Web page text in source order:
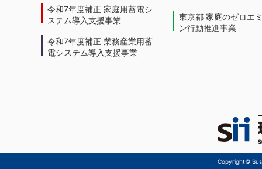
令和7年度補正 家庭用蓄電シ
ステム導入支援事業
令和7年度補正 業務産業用蓄
電システム導入支援事業
東京都 家庭のゼロエ
ン行動推進事業
Copyright©